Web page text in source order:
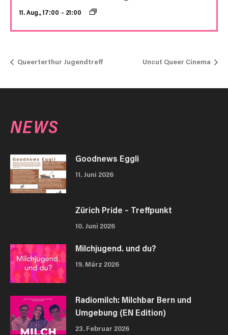
11. Aug., 17:00 – 21:00
Queerterthur Jugendtreff Uncut Queer Cinema
NEWS
Goodnews Eggli
11. Juni 2026
Zürich Pride – Treffpunkt
10. Juni 2026
Milchjugend. und du?
19. März 2026
Radiomilch: Milchbar Bern und
Umgebung (EN Edition)
23. Februar 2026